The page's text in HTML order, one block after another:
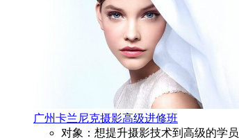
广州卡兰尼克摄影高级进修班
对象：想提升摄影技术到高级的学员